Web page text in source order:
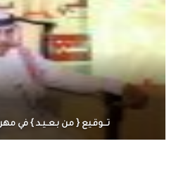
تـــوقـيع { من بـعــيـد } في